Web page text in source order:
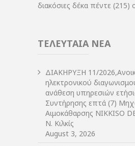
διακόσιες δέκα πέντε (215)
ΤΕΛΕΥΤΑΙΑ ΝΕΑ
ΔIΑΚΗΡΥΞΗ 11/
ηλεκτρονικού
ανάθεση υπηρεσιών
Συντήρησης επτά (7)
Αιμοκάθαρσης NIKKISO
Ν. Κιλκίς
August 3, 2026